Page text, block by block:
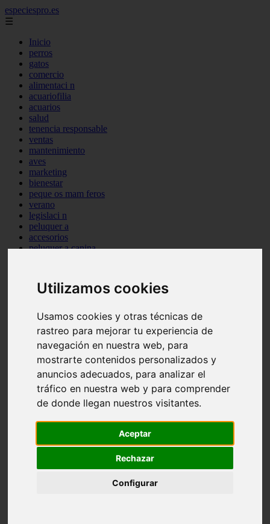
Utilizamos cookies
Usamos cookies y otras técnicas de
rastreo para mejorar tu experiencia de
navegación en nuestra web, para
mostrarte contenidos personalizados y
anuncios adecuados, para analizar el
tráfico en nuestra web y para comprender
de donde llegan nuestros visitantes.
Aceptar
Rechazar
Configurar
especiespro.es
☰
Inicio
perros
gatos
comercio
alimentaci n
acuariofilia
acuarios
salud
tenencia responsable
ventas
mantenimiento
aves
marketing
bienestar
peque os mam feros
verano
legislaci n
peluquer a
accesorios
peluquer a canina
comportamiento
protagonistas
abandono
adopci n
ferias
higiene
snacks
acuario
iberzoo propet
comercios
estanques
viajar
conejos
navidad